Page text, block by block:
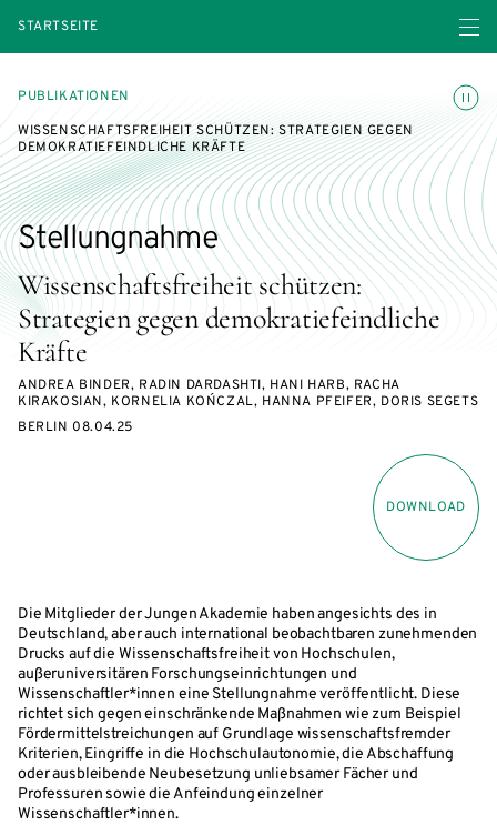
STARTSEITE Menü
PUBLIKATIONEN
WISSENSCHAFTSFREIHEIT SCHÜTZEN: STRATEGIEN GEGEN
DEMOKRATIEFEINDLICHE KRÄFTE
Wissenschaftsfreiheit schützen:
Strategien gegen demokratiefeindliche
Kräfte
Stellungnahme
ANDREA BINDER, RADIN DARDASHTI, HANI HARB, RACHA
KIRAKOSIAN, KORNELIA KOŃCZAL, HANNA PFEIFER, DORIS SEGETS
BERLIN 08.04.25
DOWNLOAD
Die Mitglieder der Jungen Akademie haben angesichts des in
Deutschland, aber auch international beobachtbaren zunehmenden
Drucks auf die Wissenschaftsfreiheit von Hochschulen,
außeruniversitären Forschungseinrichtungen und
Wissenschaftler*innen eine Stellungnahme veröffentlicht. Diese
richtet sich gegen einschränkende Maßnahmen wie zum Beispiel
Fördermittelstreichungen auf Grundlage wissenschaftsfremder
Kriterien, Eingriffe in die Hochschulautonomie, die Abschaffung
oder ausbleibende Neubesetzung unliebsamer Fächer und
Professuren sowie die Anfeindung einzelner
Wissenschaftler*innen.